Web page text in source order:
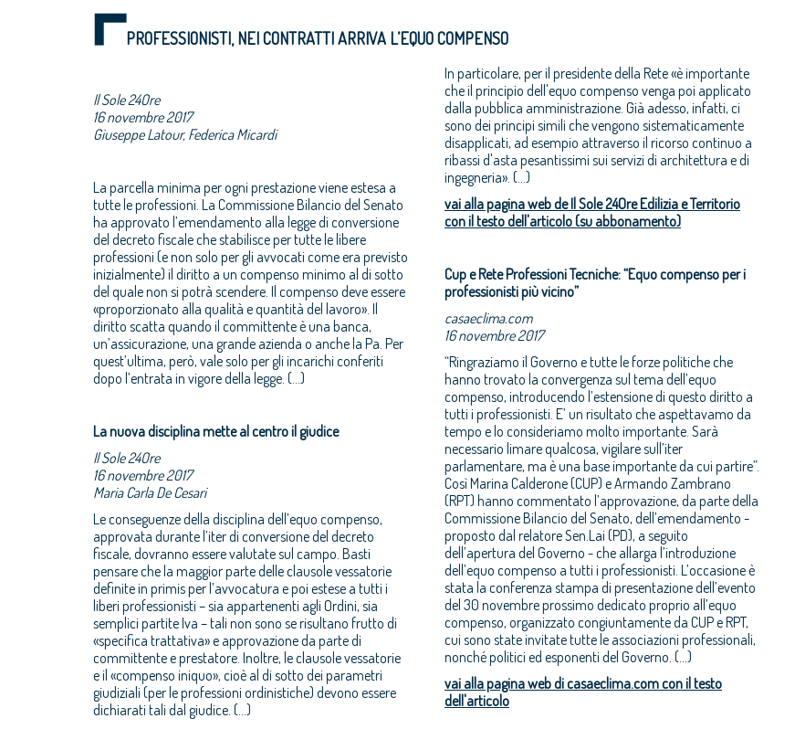
PROFESSIONISTI, NEI CONTRATTI ARRIVA L’EQUO COMPENSO
Il Sole 24Ore
16 novembre 2017
Giuseppe Latour, Federica Micardi
La parcella minima per ogni prestazione viene estesa a
tutte le professioni. La Commissione Bilancio del Senato
ha approvato l’emendamento alla legge di conversione
del decreto fiscale che stabilisce per tutte le libere
professioni (e non solo per gli avvocati come era previsto
inizialmente) il diritto a un compenso minimo al di sotto
del quale non si potrà scendere. Il compenso deve essere
«proporzionato alla qualità e quantità del lavoro». Il
diritto scatta quando il committente è una banca,
un’assicurazione, una grande azienda o anche la Pa. Per
quest’ultima, però, vale solo per gli incarichi conferiti
dopo l’entrata in vigore della legge. (...)
La nuova disciplina mette al centro il giudice
Il Sole 24Ore
16 novembre 2017
Maria Carla De Cesari
Le conseguenze della disciplina dell’equo compenso,
approvata durante l’iter di conversione del decreto
fiscale, dovranno essere valutate sul campo. Basti
pensare che la maggior parte delle clausole vessatorie
definite in primis per l’avvocatura e poi estese a tutti i
liberi professionisti – sia appartenenti agli Ordini, sia
semplici partite Iva – tali non sono se risultano frutto di
«specifica trattativa» e approvazione da parte di
committente e prestatore. Inoltre, le clausole vessatorie
e il «compenso iniquo», cioè al di sotto dei parametri
giudiziali (per le professioni ordinistiche) devono essere
dichiarati tali dal giudice. (…)
In particolare, per il presidente della Rete «è importante
che il principio dell'equo compenso venga poi applicato
dalla pubblica amministrazione. Già adesso, infatti, ci
sono dei principi simili che vengono sistematicamente
disapplicati, ad esempio attraverso il ricorso continuo a
ribassi d'asta pesantissimi sui servizi di architettura e di
ingegneria». (...)
vai alla pagina web de Il Sole 24Ore Edilizia e Territorio
con il testo dell'articolo (su abbonamento)
Cup e Rete Professioni Tecniche: “Equo compenso per i
professionisti più vicino”
casaeclima.com
16 novembre 2017
“Ringraziamo il Governo e tutte le forze politiche che
hanno trovato la convergenza sul tema dell’equo
compenso, introducendo l’estensione di questo diritto a
tutti i professionisti. E’ un risultato che aspettavamo da
tempo e lo consideriamo molto importante. Sarà
necessario limare qualcosa, vigilare sull’iter
parlamentare, ma è una base importante da cui partire”.
Così Marina Calderone (CUP) e Armando Zambrano
(RPT) hanno commentato l’approvazione, da parte della
Commissione Bilancio del Senato, dell’emendamento -
proposto dal relatore Sen.Lai (PD), a seguito
dell’apertura del Governo - che allarga l’introduzione
dell’equo compenso a tutti i professionisti. L’occasione è
stata la conferenza stampa di presentazione dell’evento
del 30 novembre prossimo dedicato proprio all’equo
compenso, organizzato congiuntamente da CUP e RPT,
cui sono state invitate tutte le associazioni professionali,
nonché politici ed esponenti del Governo. (...)
vai alla pagina web di casaeclima.com con il testo
dell'articolo